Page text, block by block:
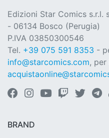
Edizioni Star Comics s.r.l.
- 06134 Bosco (Perugia)
P.IVA 03850300546
Tel. +39 075 591 8353 -
info@starcomics.com,
BRAND